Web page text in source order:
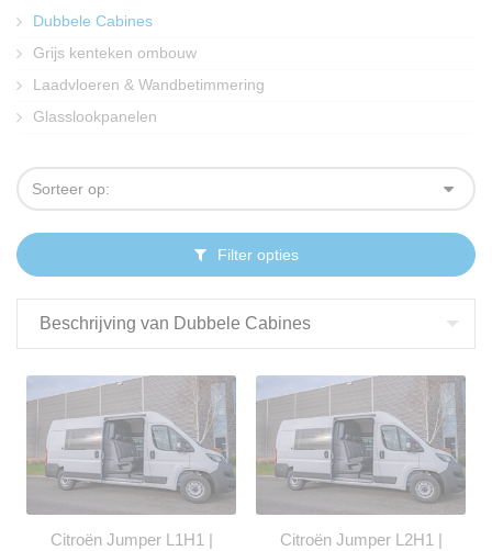
Dubbele Cabines
Grijs kenteken ombouw
Laadvloeren & Wandbetimmering
Glasslookpanelen
Sorteer op:
Filter opties
Beschrijving van Dubbele Cabines
Citroën Jumper L1H1 |
Citroën Jumper L2H1 |